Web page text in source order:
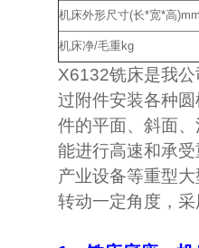
机床外形尺寸(长*宽*高)mm
机床净/毛重kg
X6132铣床是我
过附件安装各种
件的平面、斜面
能进行高速和承
产业设备等重型
转动一定角度，采